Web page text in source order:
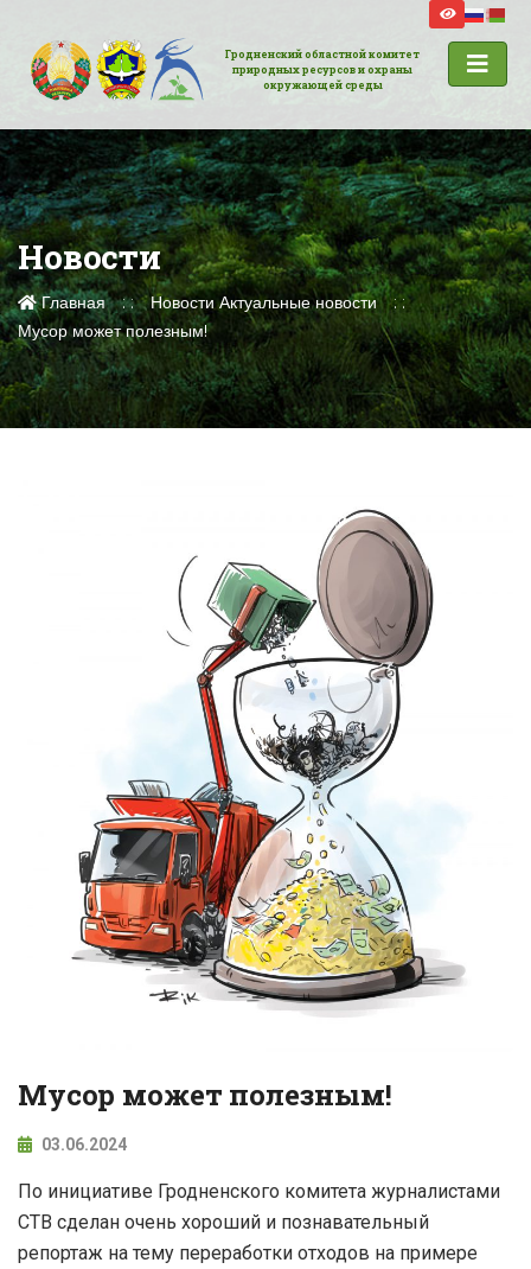
Гродненский областной комитет
природных ресурсов и охраны
окружающей среды
Новости
Главная Новости Актуальные новости
Мусор может полезным!
Мусор может полезным!
03.06.2024
По инициативе Гродненского комитета журналистами
СТВ сделан очень хороший и познавательный
репортаж на тему переработки отходов на примере